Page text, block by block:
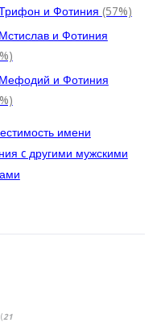
и Фотиния (57%)
Мстислав и Фотиния
Мефодий и Фотиния
имени
c другими мужскими
(21